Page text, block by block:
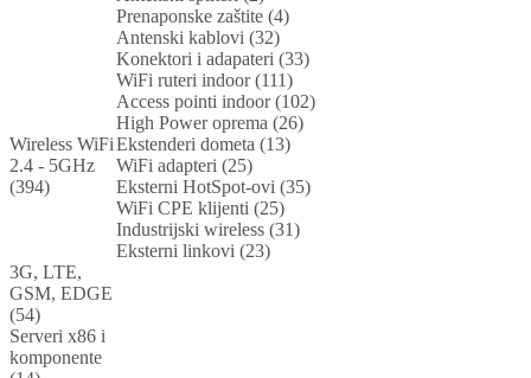
Prenaponske zaštite (4)
Antenski kablovi (32)
Konektori i adapateri (33)
Wireless WiFi
2.4 - 5GHz
(394)
WiFi ruteri indoor (111)
Access pointi indoor (102)
High Power oprema (26)
Ekstenderi dometa (13)
WiFi adapteri (25)
Eksterni HotSpot-ovi (35)
WiFi CPE klijenti (25)
Industrijski wireless (31)
Eksterni linkovi (23)
3G, LTE,
GSM, EDGE
(54)
Serveri x86 i
komponente